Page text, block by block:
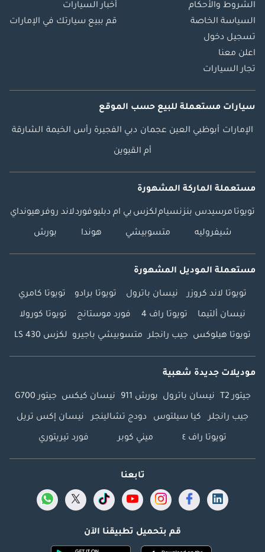
الشروط والأحكام
السياسة الخاصة
تسجيل دخول
اعلن معنا
تجار السيارات
أخبار السيارات
قم ببيع سيارتك في الإمارات
سيارات مستعملة للبيع حسب الموقع
الإمارات أبوظبي العين عجمان دبي الفجيرة رأس الخيمة الشارقة
أم القيوين
مستعملة الماركة المشهورة
تويوتا مرسيدس بنزنسياملكزس بي ام دبليوفوردلاند روفرهيونداي
شيفروليه متسوبيشي هوندا بورش
مستعملة الموديل المشهورة
تويوتا لاند كروزر نيسان باترول تويوتا برادو تويوتا كامري
نيسان ألتيما تويوتا راف 4 فورد موستانج تويوتا كورولا
تويوتا هيلوكس جيب رانجلر متسوبيشي باجيرو لكزس LS 430
موديلات جديدة شعبية
جيتور T2 نيسان باترول بورش 911 نيسان كيكس جيتور G700
جيب رانجلر كيا سيلتوس دودج تشالينجر نيسان إكس تريل
تويوتا راف ٤ ميني كوبر فورد تيريتوري
تابعنا
قم بتحميل تطبيقنا الآن